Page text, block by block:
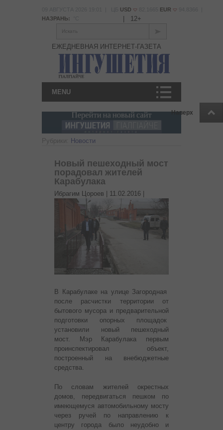
Наверх
USD EUR
НАЗРАНЬ:
12+
Искать
ЕЖЕДНЕВНАЯ ИНТЕРНЕТ-ГАЗЕТА
MENU
Рубрики: Новости
Новый пешеходный мост
порадовал жителей
Карабулака
Ибрагим Цороев | 11.02.2016
В Карабулаке на улице Загородная
после расчистки территории от
бытового мусора и предварительной
подготовки опорных площадок
установили новый пешеходный
мост. Мэр Карабулака первым
проинспектировал объект,
построенный на внебюджетные
средства.
По словам жителей окрестных
домов, передвигаться пешком по
имеющемуся автомобильному мосту
через ручей по направлению к
центру города было неудобно и